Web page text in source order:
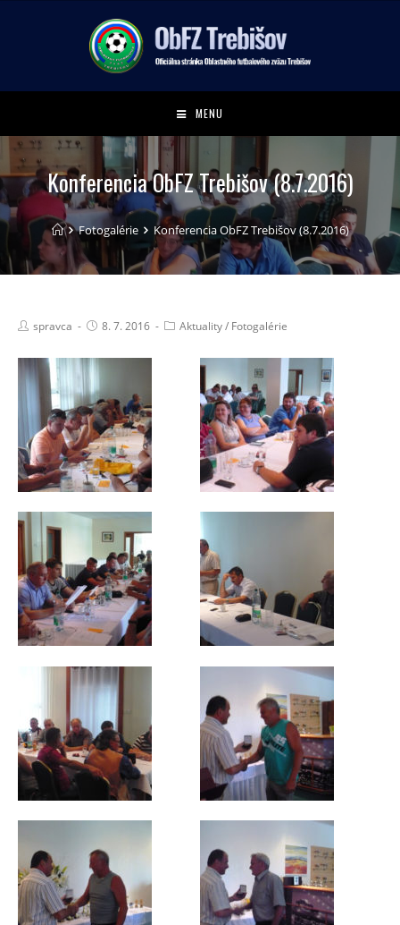
MENU
Konferencia ObFZ Trebišov (8.7.2016)
Fotogalérie Konferencia ObFZ Trebišov (8.7.2016)
spravca 8. 7. 2016 Aktuality/ Fotogalérie